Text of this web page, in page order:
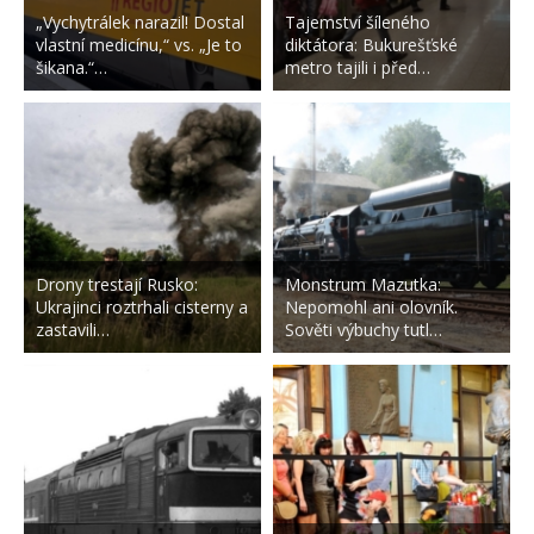
„Vychytrálek narazil! Dostal
vlastní medicínu,“ vs. „Je to
šikana.“…
Drony trestají Rusko:
Ukrajinci roztrhali cisterny a
zastavili…
Tajemství šíleného
diktátora: Bukurešťské
metro tajili i před…
Monstrum Mazutka:
Nepomohl ani olovník.
Sověti výbuchy tutl…